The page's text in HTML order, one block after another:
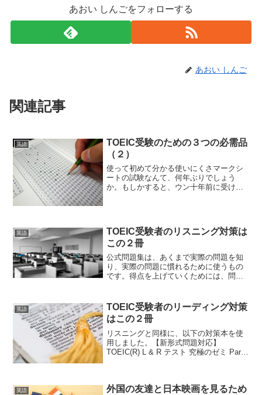
あおい しんごをフォローする
あおい しんご
関連記事
英語
TOEIC受験のための３つの必需品
（２）
使って初めて分かる使いにくさマークシ
ートの試験なんて、何年ぶりでしょう
か。もしかすると、ウン十年前に受けた
英語
TOEIC受験者のリスニング対策は
この２冊
公式問題集は、あくまで実際の問題を知
り、実際の問題に慣れるために使うもの
です。得点を上げていくためには、問題
すごい数のTOEIC対策本が出版されてい
るので、どれを...
英語
TOEIC受験者のリーディング対策
はこの２冊
リスニングと同様に、以下の対策本を使
用しました。【新形式問題対応】
TOEIC(R) L & R テスト 究極のゼミ Part
英語
外国の友達と日本映画を見るため